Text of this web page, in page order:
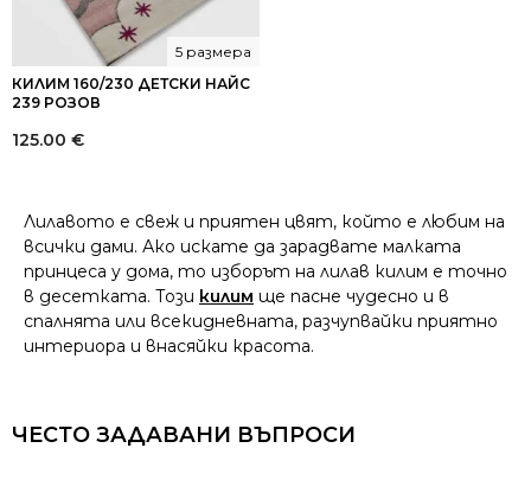
КИЛИМ 160/230 ДЕТСКИ НАЙС
239 РОЗОВ
5 размера
125.00 €
Лилавото е свеж и приятен цвят, който е любим на
всички дами. Ако искате да зарадвате малката
принцеса у дома, то изборът на лилав килим е точно
в десетката. Този килим ще пасне чудесно и в
спалнята или всекидневната, разчупвайки приятно
интериора и внасяйки красота.
ЧЕСТО ЗАДАВАНИ ВЪПРОСИ